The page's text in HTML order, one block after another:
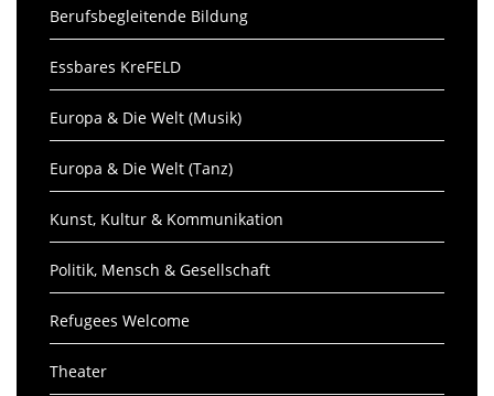
Berufsbegleitende Bildung
Essbares KreFELD
Europa & Die Welt (Musik)
Europa & Die Welt (Tanz)
Kunst, Kultur & Kommunikation
Politik, Mensch & Gesellschaft
Refugees Welcome
Theater